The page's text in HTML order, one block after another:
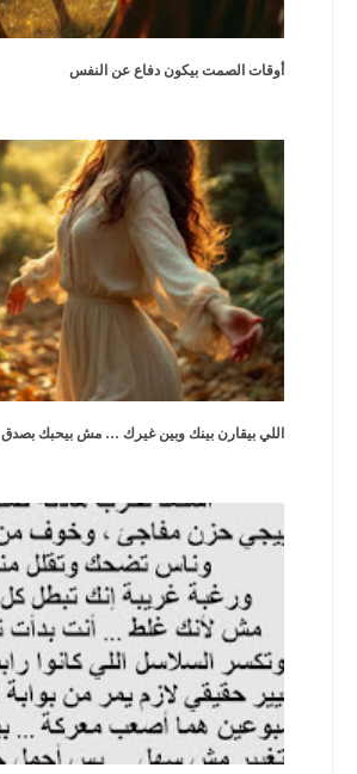
أوقات الصمت بيكون دفاع عن النفس
اللي بيقارن بينك وبين غيرك … مش بيحبك بصدق